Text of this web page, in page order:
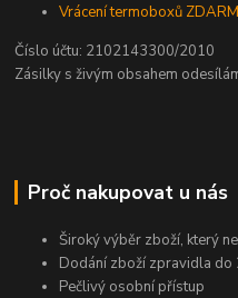
Vrácení termoboxů
Číslo účtu: 2102143300/2010
Zásilky s živým obsahem
Proč nakupovat u nás
Široký výběr zboží, který
Dodání zboží zpravidla do
Pečlivý osobní přístup